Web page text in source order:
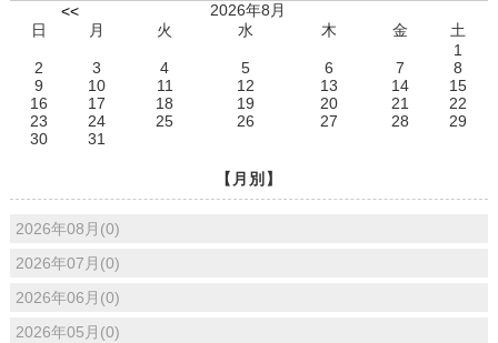
<<
2026年8月
日
月 火 水 木 金
土
1
2
3 4 5 6 7
8
9
10 11 12 13 14
15
16
17 18 19 20 21
22
23
24 25 26 27 28
29
30
31
【月別】
2026年08月(0)
2026年07月(0)
2026年06月(0)
2026年05月(0)